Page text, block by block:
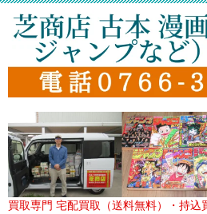
買取専門 宅配買取（送料無料）・持込